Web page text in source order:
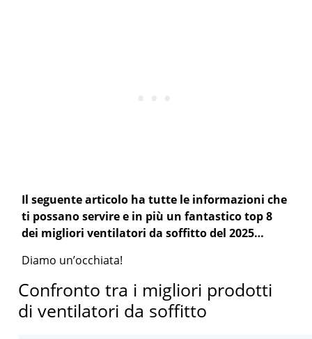
Il seguente articolo ha tutte le informazioni che
ti possano servire e in più un fantastico top 8
dei migliori ventilatori da soffitto del 2025…
Diamo un’occhiata!
Confronto tra i migliori prodotti
di ventilatori da soffitto